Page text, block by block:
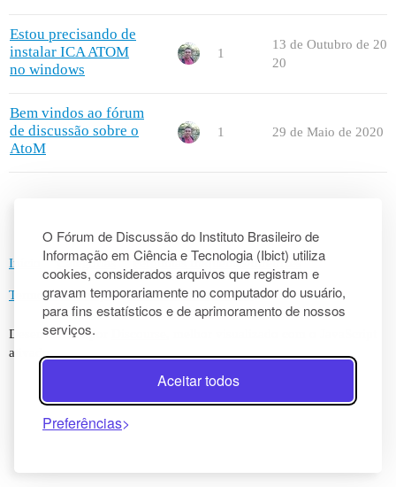
O Fórum de Discussão do Instituto Brasileiro de
Informação em Ciência e Tecnologia (Ibict) utiliza
cookies, considerados arquivos que registram e
gravam temporariamente no computador do usuário,
para fins estatísticos e de aprimoramento de nossos
serviços.
Aceitar todos
Preferências
Estou precisando de
instalar ICA ATOM
no windows
1
13 de Outubro de 20
20
Bem vindos ao fórum
de discussão sobre o
AtoM
1 29 de Maio de 2020
Início Categorias Perguntas frequentes/diretrizes
Termos de Serviço Política de Privacidade
Desenvolvido por
ativado